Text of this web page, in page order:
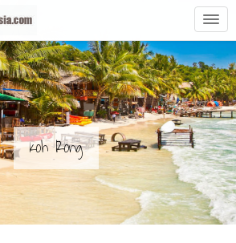
Koh Rong